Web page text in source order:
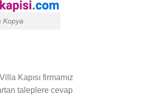
Kopya
Kapısı firmamız
taleplere cevap